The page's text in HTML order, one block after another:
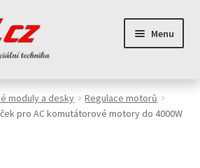
Menu
moduly a desky
Regulace motorů
pro AC komutátorové motory do 4000W